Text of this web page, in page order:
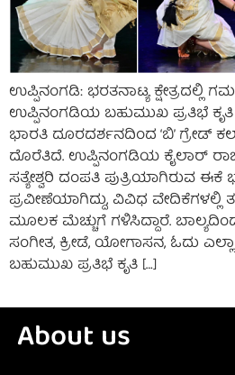
ಉಪ್ಪಿನಂಗಡಿ: ಭರತನಾಟ್ಯ ಕ್ಷೇತ್ರದಲ್ಲಿ
ಉಪ್ಪಿನಂಗಡಿಯ ಬಹುಮುಖ ಪ್ರತಿಭೆ
ಭಾರತಿ ದೂರದರ್ಶನದಿಂದ ‘ಬಿ’ ಗ್ರೇಡ್
ದೊರೆತಿದೆ. ಉಪ್ಪಿನಂಗಡಿಯ ಕೈಲಾರ್
ಸತ್ಯೇಶ್ವರಿ ದಂಪತಿ ಪುತ್ರಿಯಾಗಿರುವ ಈಕೆ
ಪ್ರವೀಣೆಯಾಗಿದ್ದು, ವಿವಿಧ ವೇದಿಕೆಗಳಲ್ಲಿ
ಮೂಲಕ ಮೆಚ್ಚುಗೆ ಗಳಿಸಿದ್ದಾರೆ.
ಸಂಗೀತ, ಕ್ರೀಡೆ, ಯೋಗಾಸನ, ಓದು
ಬಹುಮುಖ ಪ್ರತಿಭೆ ಕೃತಿ […]
About us